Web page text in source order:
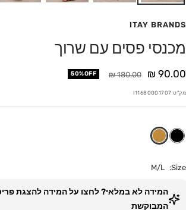
ITAY BRANDS
מכנסי פסים עם שרוך
מחיר
מבצע
90.00 ₪ מחיר
180.00 ₪
50%OFF
מק"ט I11680001707
Size:
M/L
המידה לא במלאי? לחצו על המידה להצגת
המבוקשת